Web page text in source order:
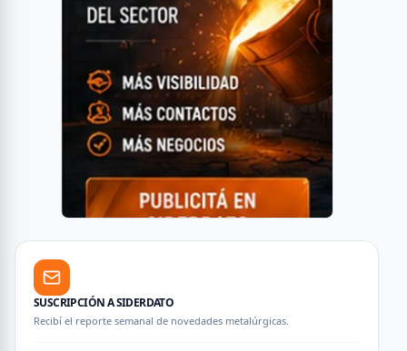
SUSCRIPCIÓN A SIDERDATO
Recibí el reporte semanal de novedades metalúrgicas.